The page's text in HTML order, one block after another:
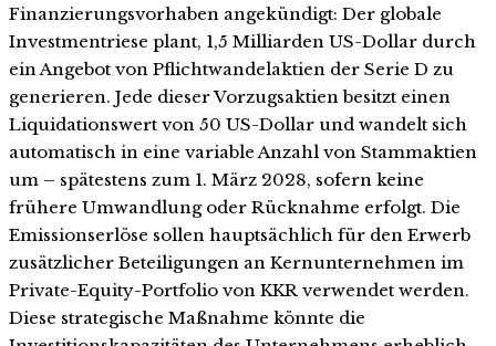
Finanzierungsvorhaben angekündigt: Der globale
Investmentriese plant, 1,5 Milliarden US-Dollar durch
ein Angebot von Pflichtwandelaktien der Serie D zu
generieren. Jede dieser Vorzugsaktien besitzt einen
Liquidationswert von 50 US-Dollar und wandelt sich
automatisch in eine variable Anzahl von Stammaktien
um – spätestens zum 1. März 2028, sofern keine
frühere Umwandlung oder Rücknahme erfolgt. Die
Emissionserlöse sollen hauptsächlich für den Erwerb
zusätzlicher Beteiligungen an Kernunternehmen im
Private-Equity-Portfolio von KKR verwendet werden.
Diese strategische Maßnahme könnte die